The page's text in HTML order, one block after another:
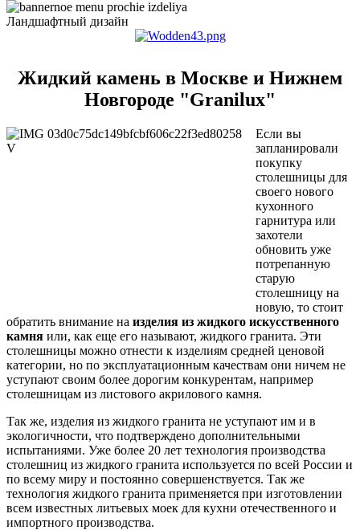
Ландшафтный дизайн
Жидкий камень в Москве и Нижнем
Новгороде "Granilux"
Если вы
запланировали
покупку
столешницы для
своего нового
кухонного
гарнитура или
захотели
обновить уже
потрепанную
старую
столешницу на
новую, то стоит
обратить внимание на изделия из жидкого искусственного
камня или, как еще его называют, жидкого гранита. Эти
столешницы можно отнести к изделиям средней ценовой
категории, но по эксплуатационным качествам они ничем не
уступают своим более дорогим конкурентам, например
столешницам из листового акрилового камня.
Так же, изделия из жидкого гранита не уступают им и в
экологичности, что подтверждено дополнительными
испытаниями. Уже более 20 лет технология производства
столешниц из жидкого гранита используется по всей России и
по всему миру и постоянно совершенствуется. Так же
технология жидкого гранита применяется при изготовлении
всем известных литьевых моек для кухни отечественного и
импортного производства.